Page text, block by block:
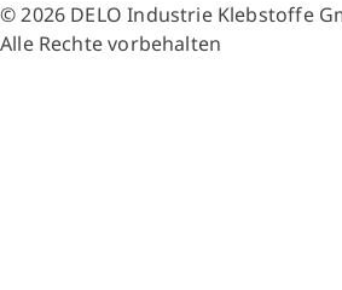
© 2026 DELO Industrie Klebstoffe
Alle Rechte vorbehalten